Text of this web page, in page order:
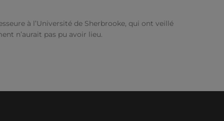
à l’Université de Sherbrooke, qui ont veillé
n’aurait pas pu avoir lieu.